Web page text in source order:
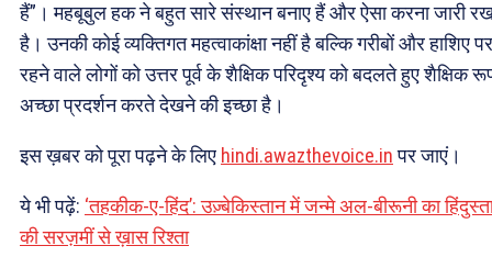
हैं”। महबूबुल हक ने बहुत सारे संस्थान बनाए हैं और ऐसा करना जारी
है। उनकी कोई व्यक्तिगत महत्वाकांक्षा नहीं है बल्कि गरीबों और हाशिए पर
रहने वाले लोगों को उत्तर पूर्व के शैक्षिक परिदृश्य को बदलते हुए शैक्षिक
अच्छा प्रदर्शन करते देखने की इच्छा है।
इस ख़बर को पूरा पढ़ने के लिए hindi.awazthevoice.inपर जाएं।
ये भी पढ़ें: ‘तहकीक-ए-हिंद’: उज़्बेकिस्तान में जन्मे अल-बीरूनी का
की सरज़मीं से ख़ास रिश्ता